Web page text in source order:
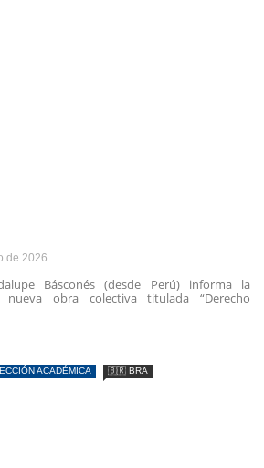
de 2026
Básconés (desde Perú) informa la
obra colectiva titulada “Derecho
ACADÉMICA 🇧🇷 BRA